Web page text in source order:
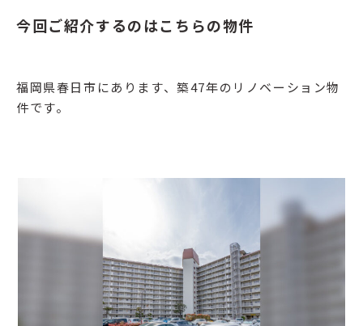
今回ご紹介するのはこちらの物件
福岡県春日市にあります、築47年のリノベーション物
件です。